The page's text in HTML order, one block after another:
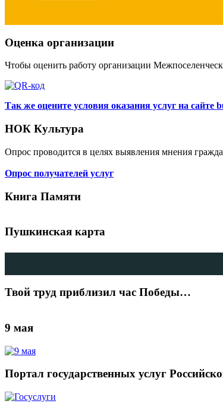
Оценка организации
Чтобы оценить работу организации
Так же оцените условия оказания услуг на сайте
НОК Культура
Опрос проводится в целях выявления мнения
Опрос получателей услуг
Книга Памяти
Пушкинская карта
Твой труд приблизил час Победы…
9 мая
Портал государственных услуг